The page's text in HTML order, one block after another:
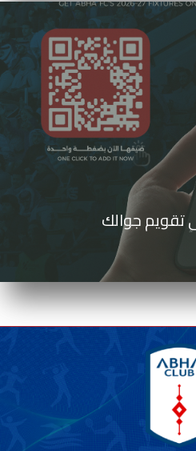
تقويم جوالك